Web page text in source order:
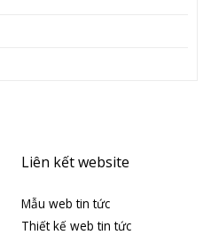
Liên kết website
Mẫu web tin tức
Thiết kế web tin tức